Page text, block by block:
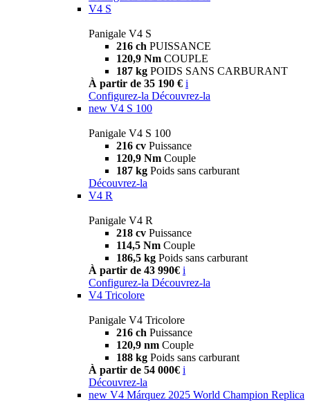
V4 S
Panigale V4 S
216 ch PUISSANCE
120,9 Nm COUPLE
187 kg POIDS SANS CARBURANT
À partir de 35 190 € i
Configurez-la Découvrez-la
new V4 S 100
Panigale V4 S 100
216 cv Puissance
120,9 Nm Couple
187 kg Poids sans carburant
Découvrez-la
V4 R
Panigale V4 R
218 cv Puissance
114,5 Nm Couple
186,5 kg Poids sans carburant
À partir de 43 990€ i
Configurez-la Découvrez-la
V4 Tricolore
Panigale V4 Tricolore
216 ch Puissance
120,9 nm Couple
188 kg Poids sans carburant
À partir de 54 000€ i
Découvrez-la
new V4 Márquez 2025 World Champion Replica